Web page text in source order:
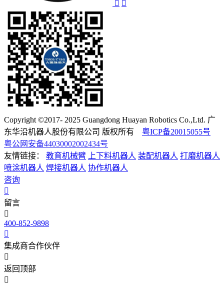
Copyright ©2017- 2025 Guangdong Huayan Robotics Co.,Ltd. 广
东华沿机器人股份有限公司 版权所有 粤ICP备20015055号
粤公网安备44030002002434号
友情链接：
教育机械臂 上下料机器人 装配机器人 打磨机器人
喷涂机器人 焊接机器人 协作机器人
咨询
留言
400-852-9898
集成商合作伙伴
返回顶部